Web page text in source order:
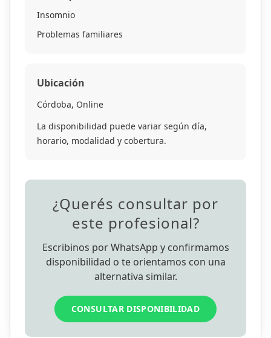
Insomnio
Problemas familiares
Ubicación
Córdoba, Online
La disponibilidad puede variar según día,
horario, modalidad y cobertura.
¿Querés consultar por
este profesional?
Escribinos por WhatsApp y confirmamos
disponibilidad o te orientamos con una
alternativa similar.
CONSULTAR DISPONIBILIDAD